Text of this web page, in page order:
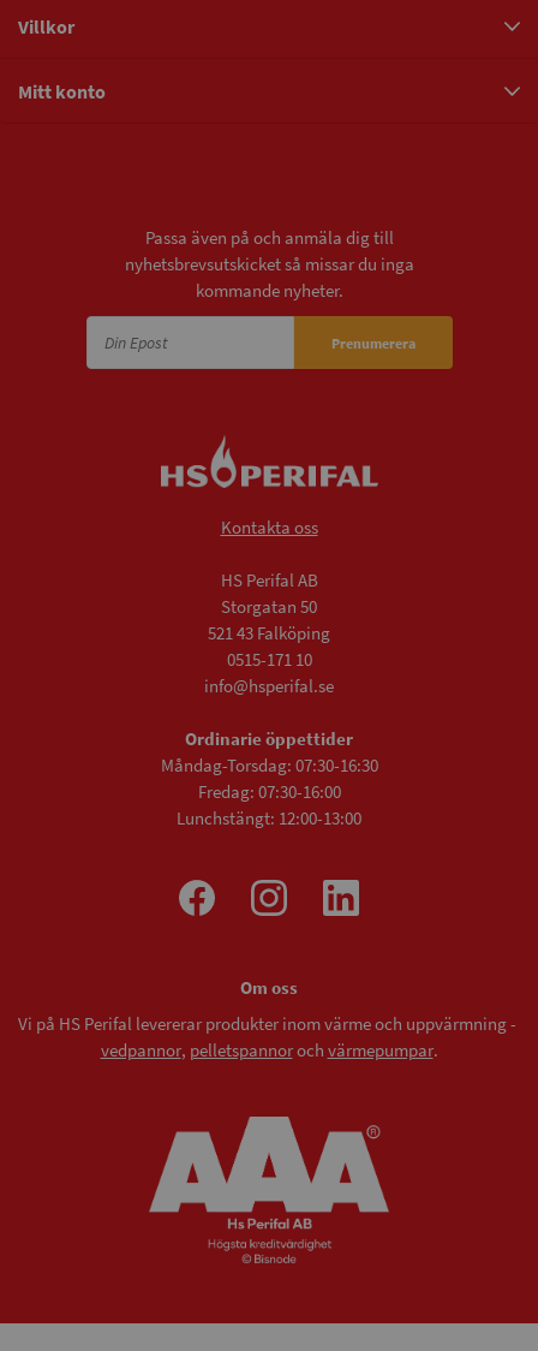
Villkor
Mitt konto
Passa även på och anmäla dig till
nyhetsbrevsutskicket så missar du inga
kommande nyheter.
Prenumerera
Kontakta oss
HS Perifal AB
Storgatan 50
521 43 Falköping
0515-171 10
info@hsperifal.se
Ordinarie öppettider
Måndag-Torsdag: 07:30-16:30
Fredag: 07:30-16:00
Lunchstängt: 12:00-13:00
Om oss
Vi på HS Perifal levererar produkter inom värme och uppvärmning -
vedpannor, pelletspannoroch värmepumpar.